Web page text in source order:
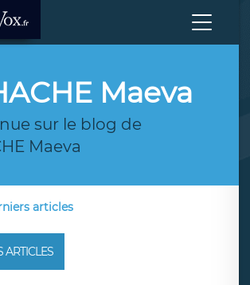
Maeva
sur le blog de
Maeva
articles
ARTICLES